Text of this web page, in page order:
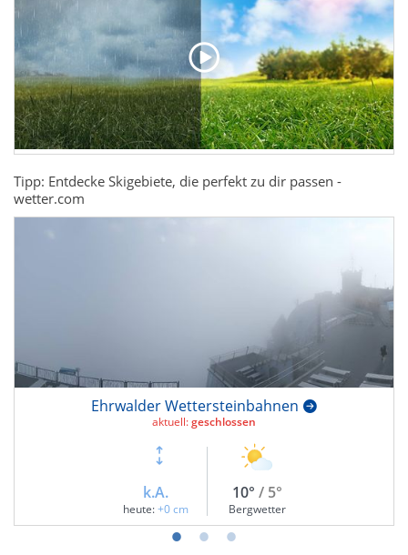
Tipp: Entdecke Skigebiete, die perfekt zu dir passen -
wetter.com
Ehrwalder Wettersteinbahnen
aktuell:geschlossen
k.A.
heute: +0 cm
10° / 5°
Bergwetter